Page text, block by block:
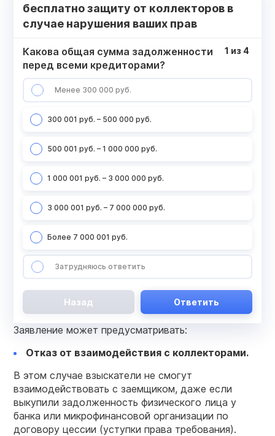
бесплатно защиту от коллекторов в
случае нарушения ваших прав
Какова общая сумма задолженности
перед всеми кредиторами?
Менее 300 000 руб.
300 001 руб. – 500 000 руб.
500 001 руб. – 1 000 000 руб.
1 000 001 руб. – 3 000 000 руб.
3 000 001 руб. – 7 000 000 руб.
Более 7 000 001 руб.
Затрудняюсь ответить
1 из 4
Назад Ответить
Заявление может предусматривать:
Отказ от взаимодействия с коллекторами.
В этом случае взыскатели не смогут
взаимодействовать с заемщиком, даже если
выкупили задолженность физического лица у
банка или микрофинансовой организации по
договору цессии (уступки права требования).